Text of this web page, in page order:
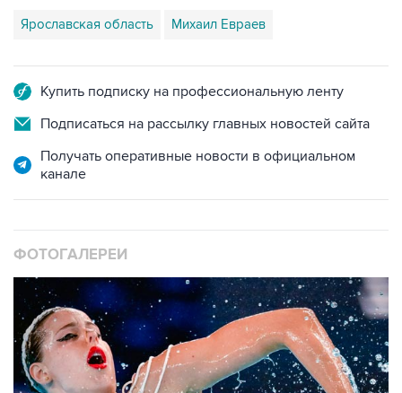
Ярославская область Михаил Евраев
Купить подписку на профессиональную ленту
Подписаться на рассылку главных новостей сайта
Получать оперативные новости в официальном
канале
ФОТОГАЛЕРЕИ